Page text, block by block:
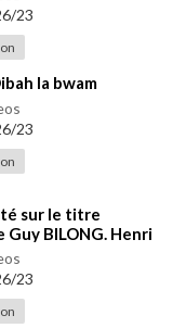
23
la bwam
23
sur le titre
Guy BILONG. Henri
usurpateur.
23